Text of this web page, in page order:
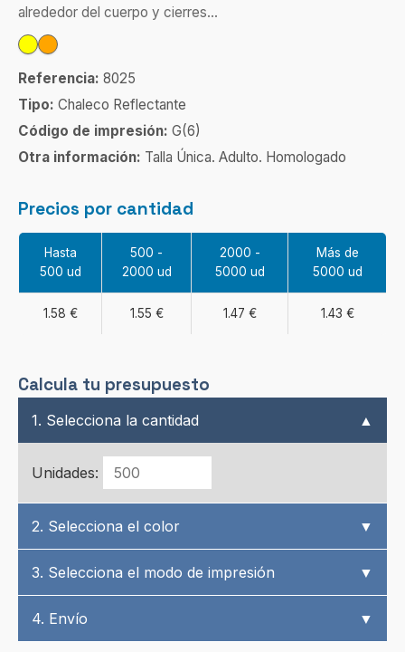
alrededor del cuerpo y cierres...
Referencia: 8025
Tipo: Chaleco Reflectante
Código de impresión: G(6)
Otra información: Talla Única. Adulto. Homologado
Precios por cantidad
Hasta
500 ud
500 -
2000 ud
2000 -
5000 ud
Más de
5000 ud
1.58 € 1.55 € 1.47 € 1.43 €
Calcula tu presupuesto
1. Selecciona la cantidad ▲
Unidades:
2. Selecciona el color ▼
3. Selecciona el modo de impresión ▼
4. Envío ▼